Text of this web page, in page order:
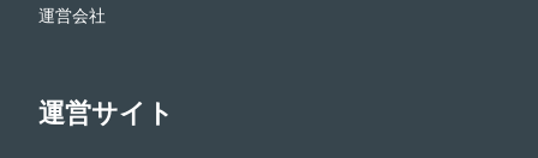
運営会社
運営サイト